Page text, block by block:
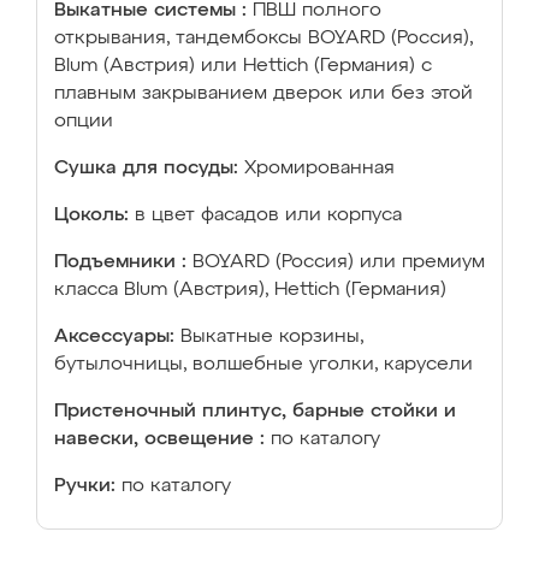
Выкатные системы :
ПВШ полного
открывания, тандембоксы BOYARD (Россия),
Blum (Австрия) или Hettich (Германия) с
плавным закрыванием дверок или без этой
опции
Сушка для посуды: Хромированная
Цоколь: в цвет фасадов или корпуса
Подъемники : BOYARD (Россия) или премиум
класса Blum (Австрия), Hettich (Германия)
Аксессуары: Выкатные корзины,
бутылочницы, волшебные уголки, карусели
Пристеночный плинтус, барные стойки и
навески, освещение : по каталогу
Ручки: по каталогу